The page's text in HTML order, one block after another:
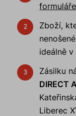
formuláře
Zboží,
ideálně
Zásilku
DIRECT
Liberec